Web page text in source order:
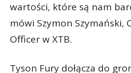
wartości, które są nam
mówi Szymon Szymański,
Officer w XTB.
Tyson Fury dołącza do